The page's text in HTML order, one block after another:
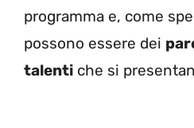
programma e, come
possono essere dei
talenti che si